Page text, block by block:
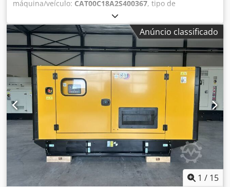
máquina/veículo: CAT00C18A2S400367, tipo de
, fabricante de motores:
C18, Finalidade: Construção civil Peso vazio: 5.952 kg
Potência do gerador: 715 kVA Dimensões do
compartimento de carga: 532 x 192 x 229 cm Certificação
CE: sim Volume do tanque de água: 1.082 l Entre em
contato com a equipe DPX para mais informações. =
Outras opções e acessórios = - Bateria - Painel de controle
- Teto de aço - Tanque Cedoy Ttpfepfx Al Iorf
Anúncio classificado
1 / 15